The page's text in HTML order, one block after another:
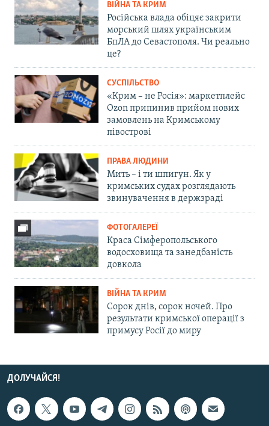
ВІЙНА ТА КРИМ
Російська влада обіцяє закрити
морський шлях українським
БпЛА до Севастополя. Чи реально
це?
СУСПІЛЬСТВО
«Крим – не Росія»: маркетплейс
Ozon припинив прийом нових
замовлень на Кримському
півострові
ПРАВА ЛЮДИНИ
Мить – і ти шпигун. Як у
кримських судах розглядають
звинувачення в держзраді
ФОТОГАЛЕРЕЇ
Краса Сімферопольського
водосховища та занедбаність
довкола
ВІЙНА ТА КРИМ
Сорок днів, сорок ночей. Про
результати кримської операції з
примусу Росії до миру
ДОЛУЧАЙСЯ!